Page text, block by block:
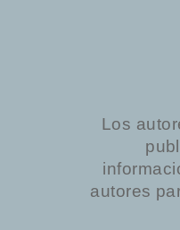
Los
autores